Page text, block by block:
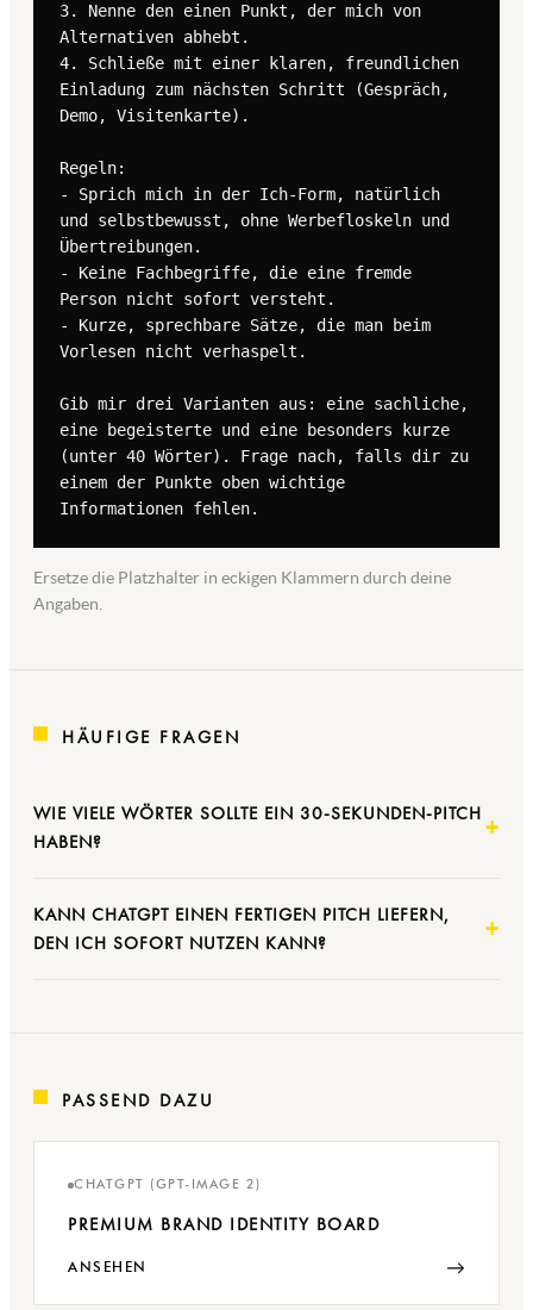
3. Nenne den einen Punkt, der mich von
Alternativen abhebt.
4. Schließe mit einer klaren, freundlichen
Einladung zum nächsten Schritt (Gespräch,
Demo, Visitenkarte).
Regeln:
- Sprich mich in der Ich-Form, natürlich
und selbstbewusst, ohne Werbefloskeln und
Übertreibungen.
- Keine Fachbegriffe, die eine fremde
Person nicht sofort versteht.
- Kurze, sprechbare Sätze, die man beim
Vorlesen nicht verhaspelt.
Gib mir drei Varianten aus: eine sachliche,
eine begeisterte und eine besonders kurze
(unter 40 Wörter). Frage nach, falls dir zu
einem der Punkte oben wichtige
Informationen fehlen.
Ersetze die Platzhalter in eckigen Klammern durch deine
Angaben.
HÄUFIGE FRAGEN
WIE VIELE WÖRTER SOLLTE EIN 30-SEKUNDEN-PITCH
HABEN?
KANN CHATGPT EINEN FERTIGEN PITCH LIEFERN,
DEN ICH SOFORT NUTZEN KANN?
PASSEND DAZU
CHATGPT (GPT-IMAGE 2)
PREMIUM BRAND IDENTITY BOARD
ANSEHEN →